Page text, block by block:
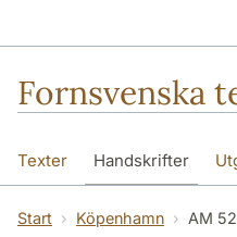
Fornsvenska
Texter Handskrifter
Start Köpenhamn AM 52